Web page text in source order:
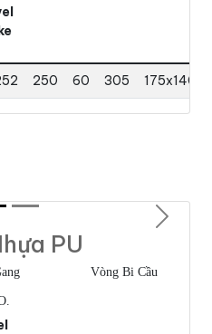
250 60 305 175x140
Next
PU
Vòng Bi Cầu